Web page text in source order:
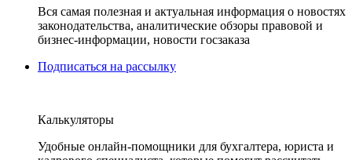
Вся самая полезная и актуальная информация о новостях
законодательства, аналитические обзоры правовой и
бизнес-информации, новости госзаказа
Подписаться на рассылку
Калькуляторы
Удобные онлайн-помощники для бухгалтера, юриста и